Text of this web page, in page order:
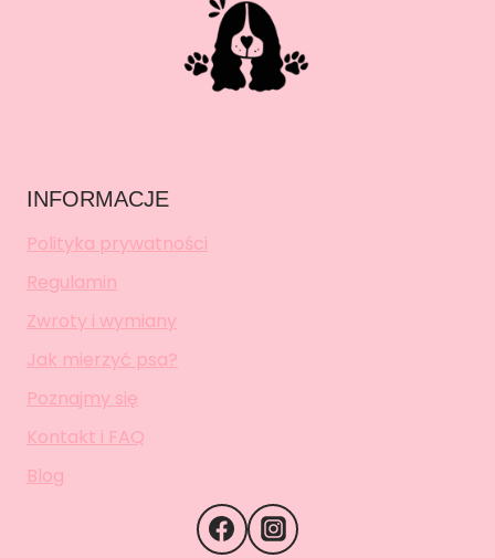
INFORMACJE
Polityka prywatności
Regulamin
Zwroty i wymiany
Jak mierzyć psa?
Poznajmy się
Kontakt i FAQ
Blog